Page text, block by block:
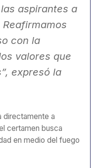
aspirantes a
con la
valores que
expresó la
directamente a
certamen busca
en medio del fuego